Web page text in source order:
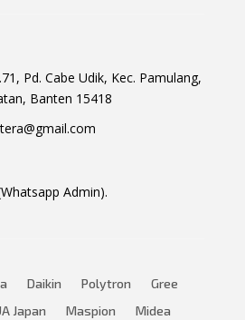
Pd. Cabe Udik, Kec. Pamulang,
Banten 15418
Admin).
Daikin Polytron
Gree
Japan Maspion
Midea